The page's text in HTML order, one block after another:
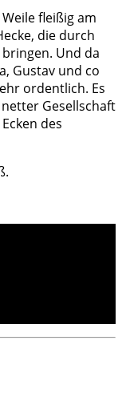
fleißig am
die durch
Und da
Gustav und co
ordentlich. Es
Gesellschaft
des